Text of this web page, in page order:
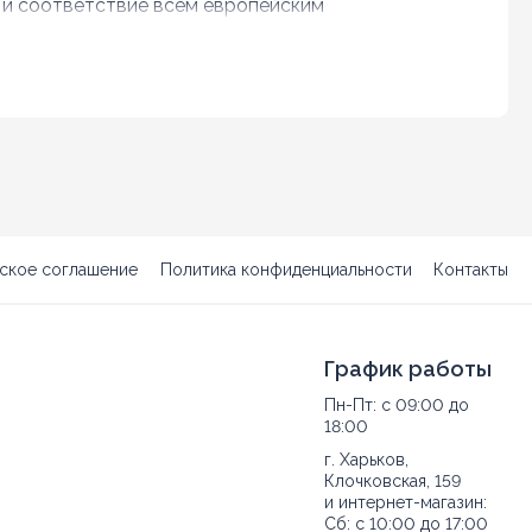
соответствие всем европейским
ряд преимуществ по сравнению с
в том числе и для
туалетной комнате. Это будет
в стильном дизайне. Лучшие
мировым тенденциям. Также
соглашение Политика конфиденциальности Контакты
График работы
Пн-Пт: с 09:00 до
18:00
г. Харьков,
Клочковская, 159
и интернет-магазин:
Сб: с 10:00 до 17:00